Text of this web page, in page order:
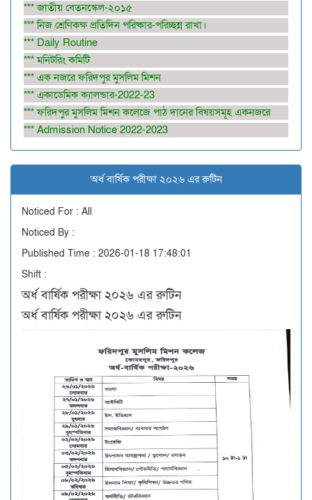
*** জাতীয় বেতনস্কেল-২০১৫
*** নিজ শ্রেণিকক্ষ প্রতিদিন পরিষ্কার-পরিচ্ছন্ন রাখা।
*** Daily Routine
*** মনিটরিং কমিটি
*** এক নজরে ফরিদপুর মুসলিম মিশন
*** একাডেমিক ক্যালন্ডার-2022-23
*** ফরিদপুর মুসলিম মিশন কলেজে পাঠ দানের বিষয়সমূহ একনজরে
*** Admission Notice 2022-2023
অর্ধ বার্ষিক পরীক্ষা ২০২৬ এর রুটিন
Noticed For : All
Noticed By :
Published Time : 2026-01-18 17:48:01
Shift :
অর্ধ বার্ষিক পরীক্ষা ২০২৬ এর রুটিন
অর্ধ বার্ষিক পরীক্ষা ২০২৬ এর রুটিন